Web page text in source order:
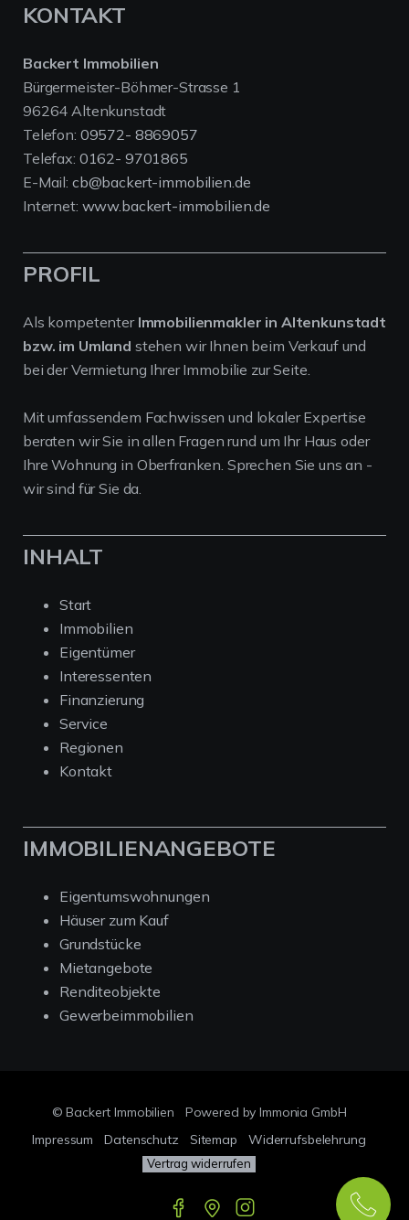
KONTAKT
Backert Immobilien
Bürgermeister-Böhmer-Strasse 1
96264 Altenkunstadt
Telefon: 09572- 8869057
Telefax: 0162- 9701865
E-Mail: cb@backert-immobilien.de
Internet: www.backert-immobilien.de
PROFIL
Als kompetenter Immobilienmakler in Altenkunstadt
bzw. im Umland stehen wir Ihnen beim Verkauf und
bei der Vermietung Ihrer Immobilie zur Seite.
Mit umfassendem Fachwissen und lokaler Expertise
beraten wir Sie in allen Fragen rund um Ihr Haus oder
Ihre Wohnung in Oberfranken. Sprechen Sie uns an -
wir sind für Sie da.
INHALT
Start
Immobilien
Eigentümer
Interessenten
Finanzierung
Service
Regionen
Kontakt
IMMOBILIENANGEBOTE
Eigentumswohnungen
Häuser zum Kauf
Grundstücke
Mietangebote
Renditeobjekte
Gewerbeimmobilien
© Backert Immobilien
Powered by Immonia GmbH
Impressum
Datenschutz Sitemap Widerrufsbelehrung
Vertrag widerrufen